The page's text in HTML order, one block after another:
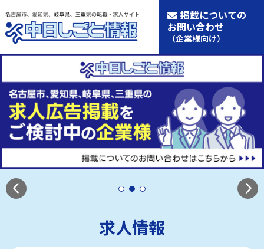
掲載についての
お問い合わせ
（企業様向け）
求人情報